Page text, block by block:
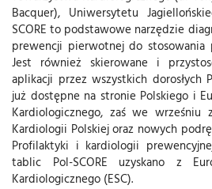
Bacquer), Uniwersytetu
SCORE to podstawowe narzędzie
prewencji pierwotnej do stosowania
Jest również skierowane i
aplikacji przez wszystkich dorosłych
już dostępne na stronie Polskiego i
Kardiologicznego, zaś we wrześniu
Kardiologii Polskiej oraz nowych
Profilaktyki i kardiologii
tablic Pol-SCORE uzyskano z
Kardiologicznego (ESC).